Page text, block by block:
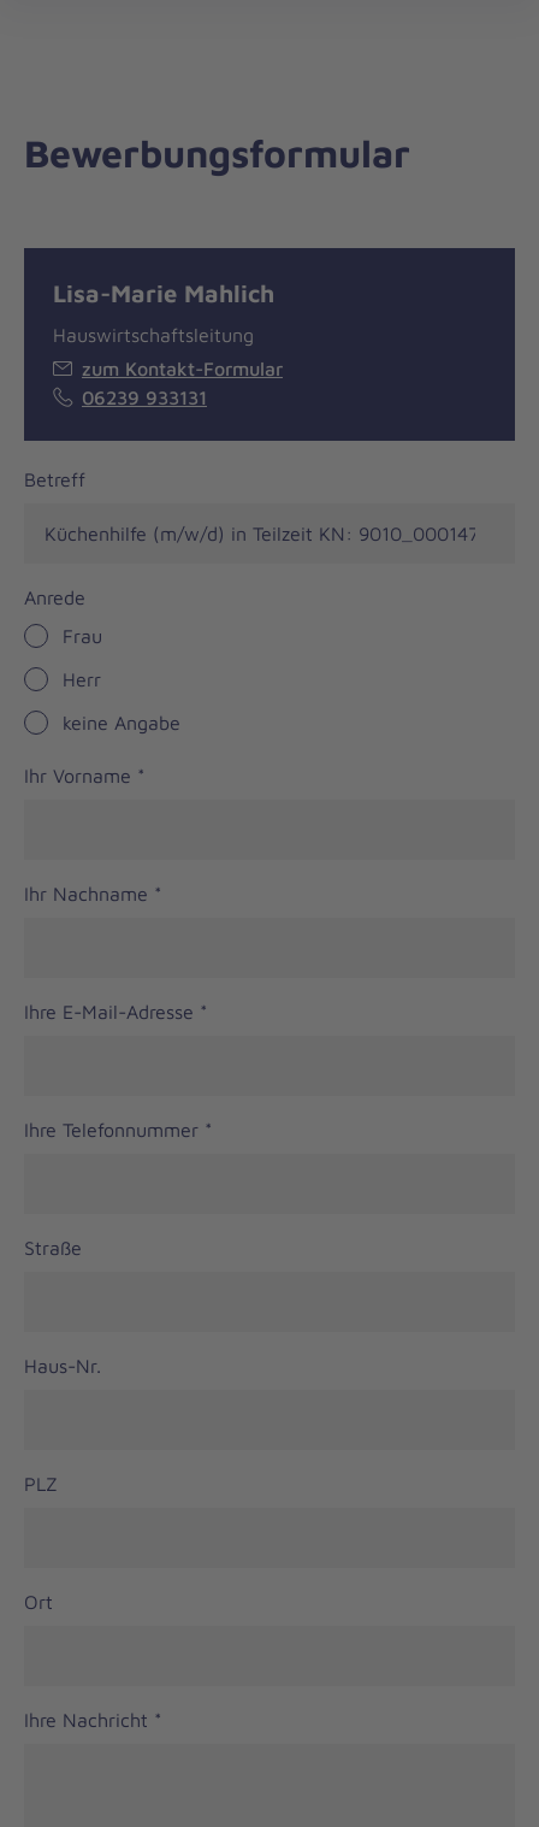
zum
Bewerbungsformular
Lisa-Marie Mahlich
Hauswirtschaftsleitung
zum Kontakt-Formular
06239 933131
Job
form
Betreff
Anrede
Frau
Herr
keine Angabe
Ihr Vorname *
Ihr Nachname *
Ihre E-Mail-Adresse *
Ihre Telefonnummer *
Straße
Haus-Nr.
PLZ
Ort
Ihre Nachricht *